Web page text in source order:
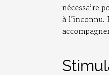
nécessaire
à l’inconnu.